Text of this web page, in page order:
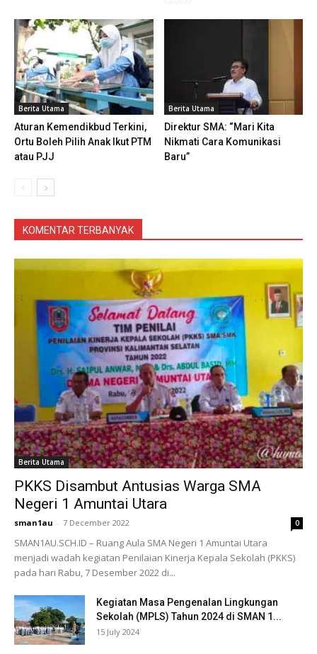
Berita Utama
Aturan Kemendikbud Terkini,
Ortu Boleh Pilih Anak Ikut PTM
atau PJJ
Berita Utama
Direktur SMA: “Mari Kita
Nikmati Cara Komunikasi
Baru”
KOMENTAR TERBANYAK
Berita Utama
PKKS Disambut Antusias Warga SMA
Negeri 1 Amuntai Utara
sman1au - 7 December 2022 0
SMAN1AU.SCH.ID – Ruang Aula SMA Negeri 1 Amuntai Utara
menjadi wadah kegiatan Penilaian Kinerja Kepala Sekolah (PKKS)
pada hari Rabu, 7 Desember 2022 di...
Kegiatan Masa Pengenalan Lingkungan
Sekolah (MPLS) Tahun 2024 di SMAN 1...
15 July 2024